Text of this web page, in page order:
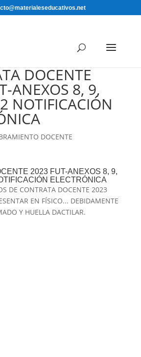
DOCENTE
ANEXOS 8, 9,
NOTIFICACIÓN
DOCENTE
2023 FUT-ANEXOS 8, 9,
ELECTRÓNICA
DE CONTRATA DOCENTE 2023
EN FÍSICO... DEBIDAMENTE
Y HUELLA DACTILAR.